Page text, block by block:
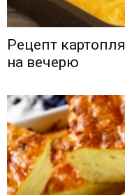
Рецепт
на вечерю